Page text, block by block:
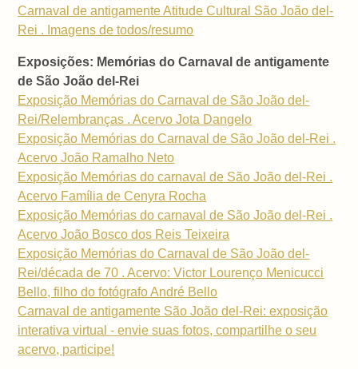
Carnaval de antigamente Atitude Cultural São João del-
Rei . Imagens de todos/resumo
Exposições: Memórias do Carnaval de antigamente
de São João del-Rei
Exposição Memórias do Carnaval de São João del-
Rei/Relembranças . Acervo Jota Dangelo
Exposição Memórias do Carnaval de São João del-Rei .
Acervo João Ramalho Neto
Exposição Memórias do carnaval de São João del-Rei .
Acervo Família de Cenyra Rocha
Exposição Memórias do carnaval de São João del-Rei .
Acervo João Bosco dos Reis Teixeira
Exposição Memórias do Carnaval de São João del-
Rei/década de 70 . Acervo: Victor Lourenço Menicucci
Bello, filho do fotógrafo André Bello
Carnaval de antigamente São João del-Rei: exposição
interativa virtual - envie suas fotos, compartilhe o seu
acervo, participe!